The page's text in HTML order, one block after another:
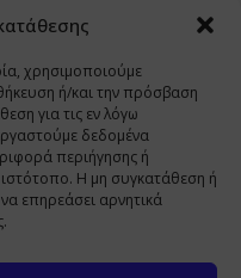
χρησιμοποιούμε
ή/και την πρόσβαση
για τις εν λόγω
δεδομένα
περιήγησης ή
Η μη συγκατάθεση ή
επηρεάσει αρνητικά
Χαραμή Α.Ε.
• www.YO.gr
www.eLearning-
SA.gr